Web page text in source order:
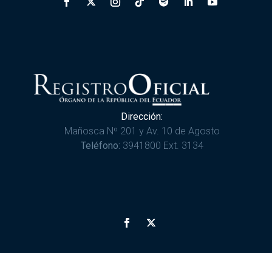
Dirección:
Mañosca Nº 201 y Av. 10 de Agosto
Teléfono: 3941800 Ext. 3134